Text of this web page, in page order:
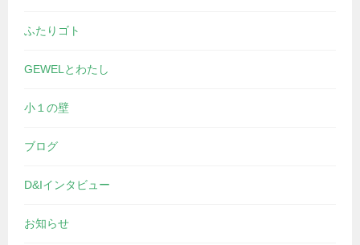
ふたりゴト
GEWELとわたし
小１の壁
ブログ
D&Iインタビュー
お知らせ